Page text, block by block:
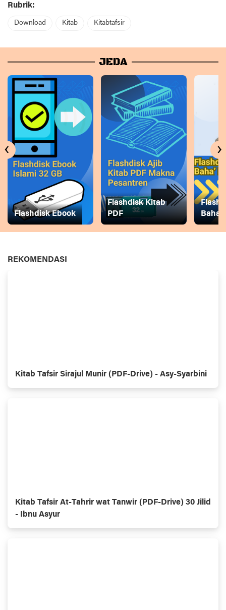
Rubrik:
Download Kitab Kitabtafsir
JEDA
Flashdisk Ebook
Flashdisk Kitab
PDF
Baha
‹ ›
REKOMENDASI
Kitab Tafsir Sirajul Munir (PDF-Drive) - Asy-Syarbini
Kitab Tafsir At-Tahrir wat Tanwir (PDF-Drive) 30 Jilid
- Ibnu Asyur